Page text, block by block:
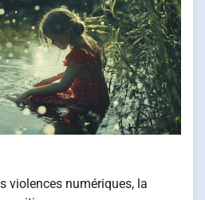
violences numériques, la